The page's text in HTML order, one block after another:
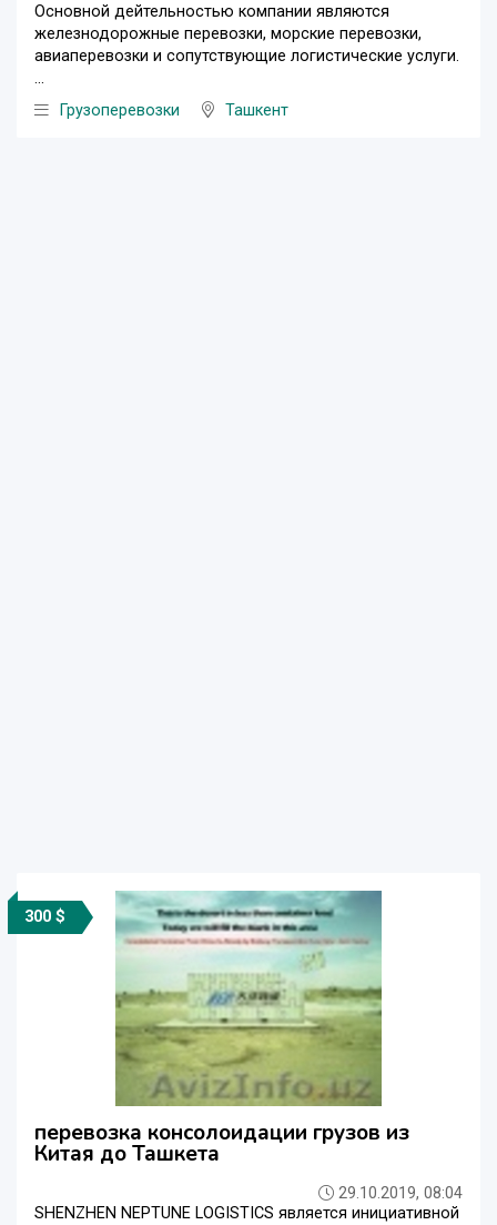
Основной дейтельностью компании являются
железнодорожные перевозки, морские перевозки,
авиаперевозки и сопутствующие логистические услуги.
...
Грузоперевозки
Ташкент
300 $
перевозка консолоидации грузов из
Китая до Ташкета
29.10.2019, 08:04
SHENZHEN NEPTUNE LOGISTICS является инициативной